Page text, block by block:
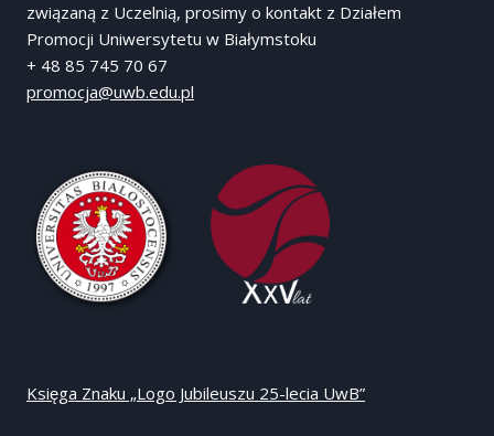
związaną z Uczelnią, prosimy o kontakt z Działem
Promocji Uniwersytetu w Białymstoku
+ 48 85 745 70 67
promocja@uwb.edu.pl
Księga Znaku „Logo Jubileuszu 25-lecia UwB”